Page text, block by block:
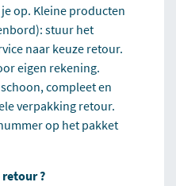
op. Kleine producten
stuur het
naar keuze retour.
eigen rekening.
compleet en
verpakking retour.
op het pakket
?